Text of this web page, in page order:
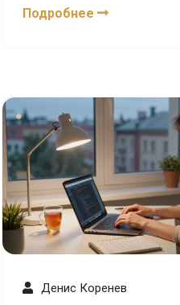
Подробнее
Денис Коренев